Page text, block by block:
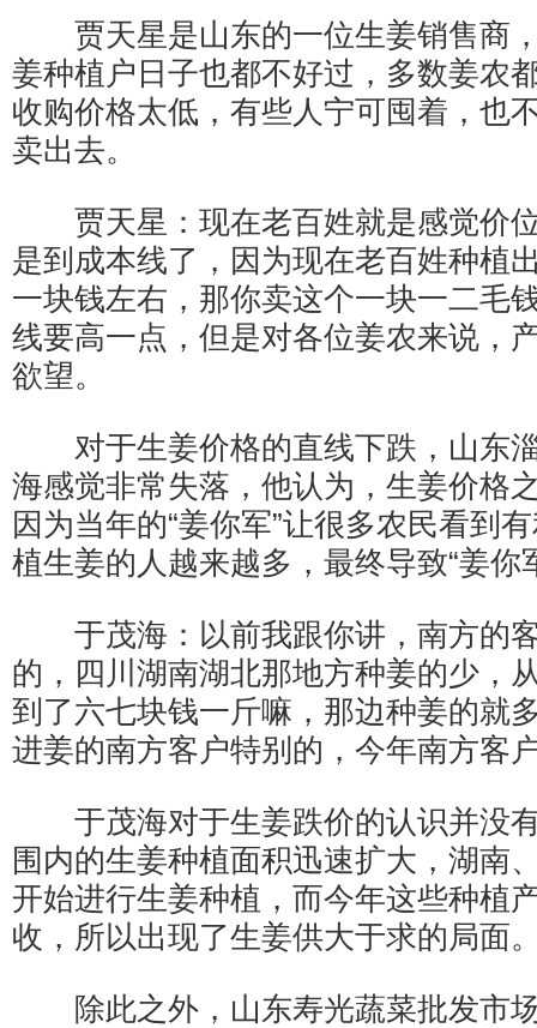
贾天星是山东的一位生姜销售商
姜种植户日子也都不好过，多数姜农
收购价格太低，有些人宁可囤着，也
卖出去。
贾天星：现在老百姓就是感觉价
是到成本线了，因为现在老百姓种植
一块钱左右，那你卖这个一块一二毛
线要高一点，但是对各位姜农来说，
欲望。
对于生姜价格的直线下跌，山东
海感觉非常失落，他认为，生姜价格
因为当年的“姜你军”让很多农民看到
植生姜的人越来越多，最终导致“姜你
于茂海：以前我跟你讲，南方的
的，四川湖南湖北那地方种姜的少，
到了六七块钱一斤嘛，那边种姜的就
进姜的南方客户特别的，今年南方客
于茂海对于生姜跌价的认识并没
围内的生姜种植面积迅速扩大，湖南
开始进行生姜种植，而今年这些种植
收，所以出现了生姜供大于求的局面
除此之外，山东寿光蔬菜批发市